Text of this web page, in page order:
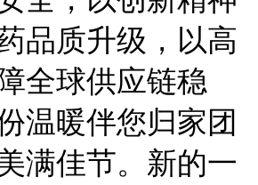
品质升级，以高
全球供应链稳
温暖伴您归家团
满佳节。新的一